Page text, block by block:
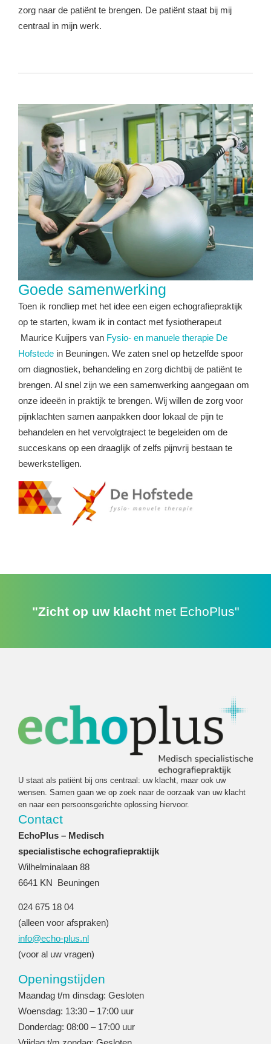
zorg naar de patiënt te brengen. De patiënt staat bij mij
centraal in mijn werk.
Goede samenwerking
Toen ik rondliep met het idee een eigen echografiepraktijk
op te starten, kwam ik in contact met fysiotherapeut
Maurice Kuijpers van Fysio- en manuele therapie De
Hofstede in Beuningen. We zaten snel op hetzelfde spoor
om diagnostiek, behandeling en zorg dichtbij de patiënt te
brengen. Al snel zijn we een samenwerking aangegaan om
onze ideeën in praktijk te brengen. Wij willen de zorg voor
pijnklachten samen aanpakken door lokaal de pijn te
behandelen en het vervolgtraject te begeleiden om de
succeskans op een draaglijk of zelfs pijnvrij bestaan te
bewerkstelligen.
"Zicht op uw klacht met EchoPlus"
U staat als patiënt bij ons centraal: uw klacht, maar ook uw
wensen. Samen gaan we op zoek naar de oorzaak van uw klacht
en naar een persoonsgerichte oplossing hiervoor.
Contact
EchoPlus – Medisch
specialistische echografiepraktijk
Wilhelminalaan 88
6641 KN Beuningen
024 675 18 04
(alleen voor afspraken)
info@echo-plus.nl
(voor al uw vragen)
Openingstijden
Maandag t/m dinsdag: Gesloten
Woensdag: 13:30 – 17:00 uur
Donderdag: 08:00 – 17:00 uur